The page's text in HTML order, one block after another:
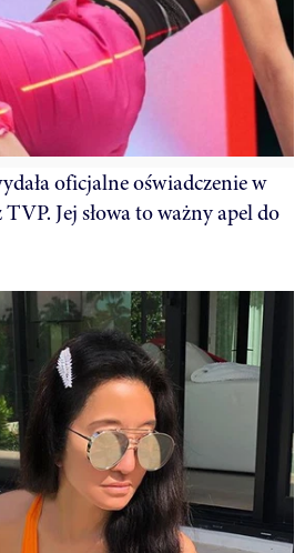
oficjalne oświadczenie w
Jej słowa to ważny apel do